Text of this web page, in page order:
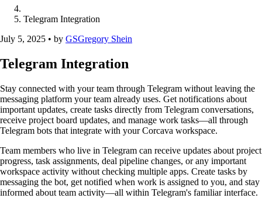
Telegram Integration
July 5, 2025 • by GSGregory Shein
Telegram Integration
Stay connected with your team through Telegram without leaving the
messaging platform your team already uses. Get notifications about
important updates, create tasks directly from Telegram conversations,
receive project board updates, and manage work tasks—all through
Telegram bots that integrate with your Corcava workspace.
Team members who live in Telegram can receive updates about project
progress, task assignments, deal pipeline changes, or any important
workspace activity without checking multiple apps. Create tasks by
messaging the bot, get notified when work is assigned to you, and stay
informed about team activity—all within Telegram's familiar interface.